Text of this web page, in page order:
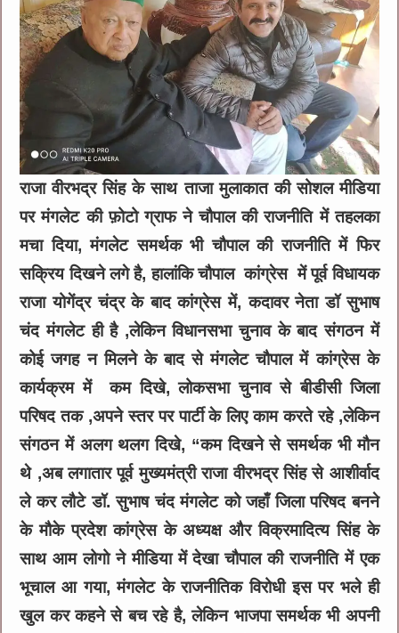
राजा वीरभद्र सिंह के साथ ताजा मुलाकात की सोशल मीडिया
पर मंगलेट की फ़ोटो ग्राफ ने चौपाल की राजनीति में तहलका
मचा दिया, मंगलेट समर्थक भी चौपाल की राजनीति में फिर
सक्रिय दिखने लगे है, हालांकि चौपाल कांग्रेस में पूर्व विधायक
राजा योगेंद्र चंद्र के बाद कांग्रेस में, कदावर नेता डॉ सुभाष
चंद मंगलेट ही है ,लेकिन विधानसभा चुनाव के बाद संगठन में
कोई जगह न मिलने के बाद से मंगलेट चौपाल में कांग्रेस के
कार्यक्रम में कम दिखे, लोकसभा चुनाव से बीडीसी जिला
परिषद तक ,अपने स्तर पर पार्टी के लिए काम करते रहे ,लेकिन
संगठन में अलग थलग दिखे, “कम दिखने से समर्थक भी मौन
थे ,अब लगातार पूर्व मुख्यमंत्री राजा वीरभद्र सिंह से आशीर्वाद
ले कर लौटे डॉ. सुभाष चंद मंगलेट को जहाँ जिला परिषद बनने
के मौके प्रदेश कांग्रेस के अध्यक्ष और विक्रमादित्य सिंह के
साथ आम लोगो ने मीडिया में देखा चौपाल की राजनीति में एक
भूचाल आ गया, मंगलेट के राजनीतिक विरोधी इस पर भले ही
खुल कर कहने से बच रहे है, लेकिन भाजपा समर्थक भी अपनी